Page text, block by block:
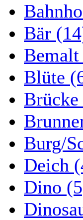
Bär
Blüte
Burg/
Deich
Dino